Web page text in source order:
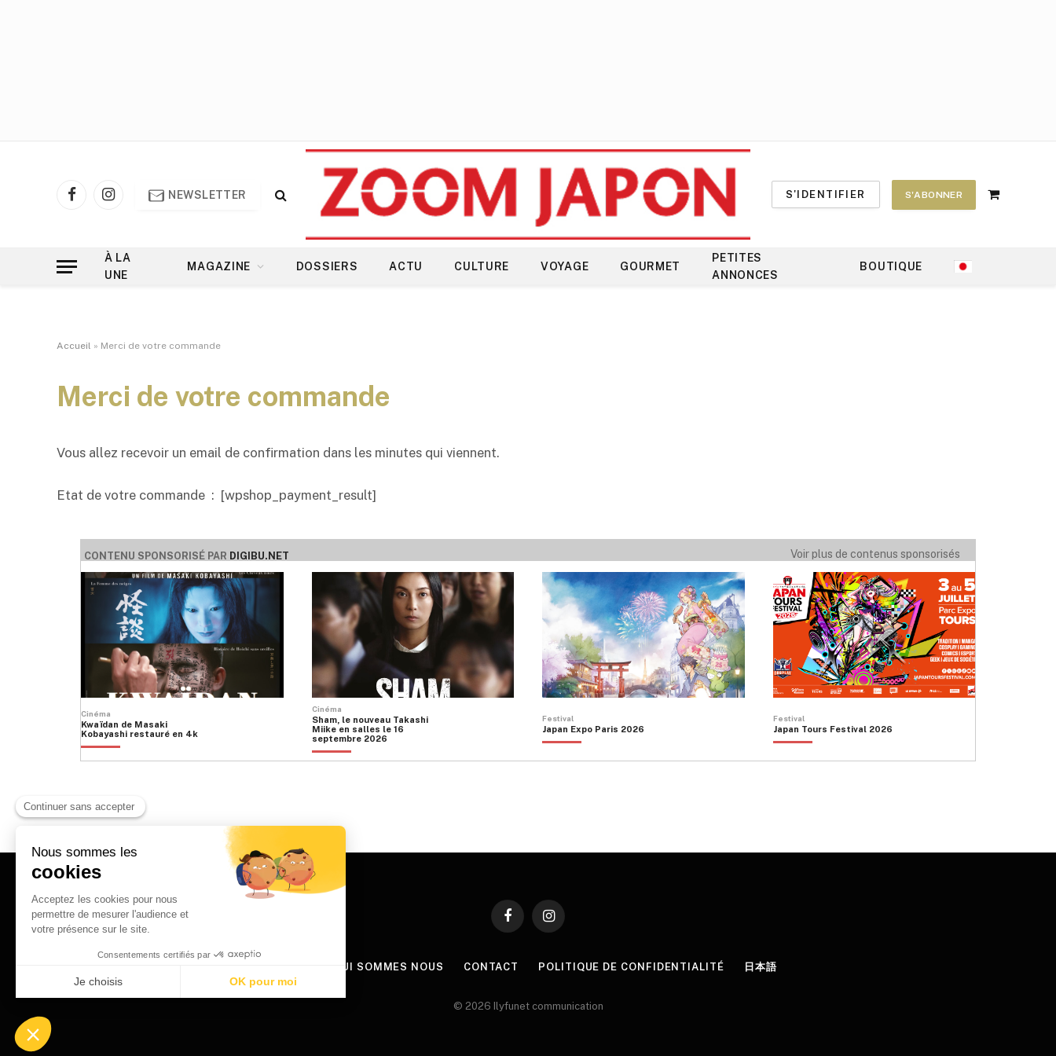
FacebookInstagram
NEWSLETTER S'IDENTIFIER S'ABONNER
Shopping
À LA
UNE
MAGAZINE DOSSIERS ACTU CULTURE VOYAGE GOURMET
PETITES
ANNONCES
BOUTIQUE
Accueil » Merci de votre commande
Merci de votre commande
Vous allez recevoir un email de confirmation dans les minutes qui viennent.
Etat de votre commande : [wpshop_payment_result]
CONTENU SPONSORISÉ PAR DIGIBU.NET Voir plus de contenus sponsorisés
Cinéma
Kwaïdan de Masaki
Kobayashi restauré en 4k
Cinéma
Sham, le nouveau Takashi
Miike en salles le 16
septembre 2026
Festival
Japan Expo Paris 2026
Festival
Japan Tours Festival 2026
FacebookInstagram
QUI SOMMES NOUS CONTACT POLITIQUE DE CONFIDENTIALITÉ 日本語
© 2026 Ilyfunet communication